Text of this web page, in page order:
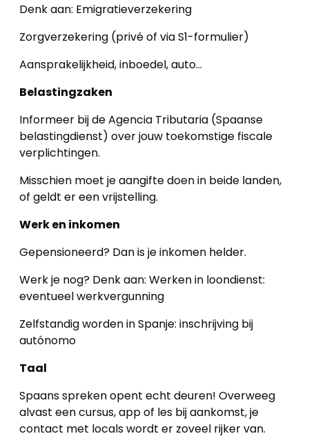
Denk aan: Emigratieverzekering
Zorgverzekering (privé of via S1-formulier)
Aansprakelijkheid, inboedel, auto…
Belastingzaken
Informeer bij de Agencia Tributaria (Spaanse
belastingdienst) over jouw toekomstige fiscale
verplichtingen.
Misschien moet je aangifte doen in beide landen,
of geldt er een vrijstelling.
Werk en inkomen
Gepensioneerd? Dan is je inkomen helder.
Werk je nog? Denk aan: Werken in loondienst:
eventueel werkvergunning
Zelfstandig worden in Spanje: inschrijving bij
autónomo
Taal
Spaans spreken opent echt deuren! Overweeg
alvast een cursus, app of les bij aankomst, je
contact met locals wordt er zoveel rijker van.